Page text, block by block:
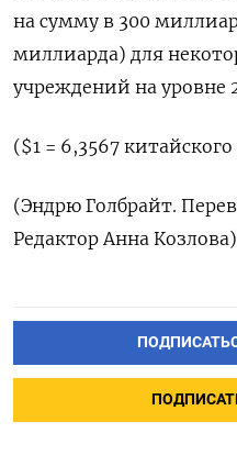
на сумму в 300
миллиарда) для
учреждений на уровне
($1 = 6,3567
(Эндрю Голбрайт.
Редактор Анна Козлова)